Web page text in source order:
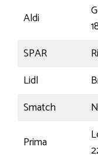
Aldi
SPAR
Lidl
Smatch
Prima